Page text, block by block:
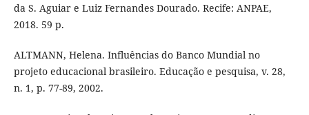
da S. Aguiar e Luiz Fernandes Dourado. Recife: ANPAE,
2018. 59 p.
ALTMANN, Helena. Influências do Banco Mundial no
projeto educacional brasileiro. Educação e pesquisa, v. 28,
n. 1, p. 77-89, 2002.